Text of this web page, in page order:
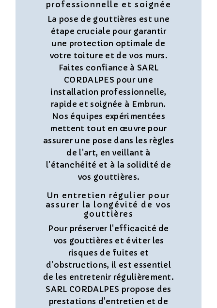
professionnelle et soignée
La pose de gouttières est une
étape cruciale pour garantir
une protection optimale de
votre toiture et de vos murs.
Faites confiance à SARL
CORDALPES pour une
installation professionnelle,
rapide et soignée à Embrun.
Nos équipes expérimentées
mettent tout en œuvre pour
assurer une pose dans les règles
de l'art, en veillant à
l'étanchéité et à la solidité de
vos gouttières.
Un entretien régulier pour
assurer la longévité de vos
gouttières
Pour préserver l'efficacité de
vos gouttières et éviter les
risques de fuites et
d'obstructions, il est essentiel
de les entretenir régulièrement.
SARL CORDALPES propose des
prestations d'entretien et de